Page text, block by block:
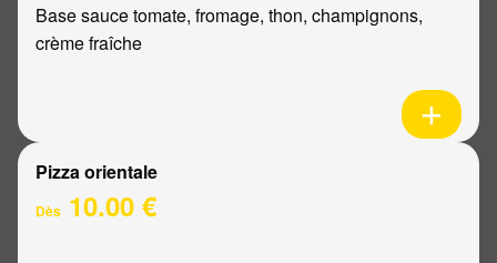
Base sauce tomate, fromage, thon, champignons,
crème fraîche
Pizza orientale
Dès 10.00 €